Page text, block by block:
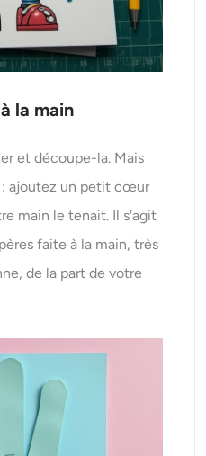
la main
et découpe-la. Mais
: ajoutez un petit cœur
main le tenait. Il s'agit
faite à la main, très
de la part de votre